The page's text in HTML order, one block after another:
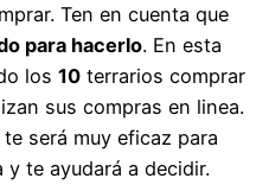
Ten en cuenta que
para hacerlo. En esta
los 10 terrarios comprar
sus compras en linea.
será muy eficaz para
te ayudará a decidir.